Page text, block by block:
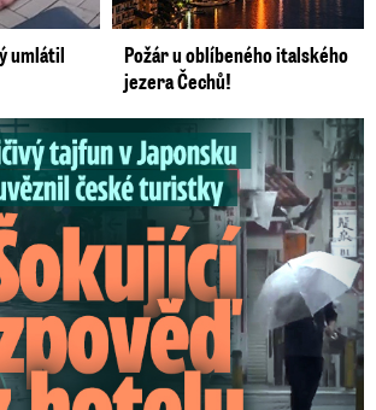
umlátil
Požár u oblíbeného italského
jezera Čechů!
české turistky: Šokující zpověď